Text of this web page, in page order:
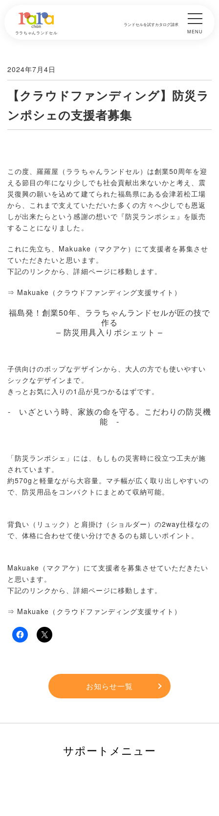
ララちゃんランドセル
ランドセルを試すカタログ請求
MENU
2024年7月4日
【クラウドファンディング】防災ラ
ンポシェの支援者募集
この度、羅羅屋（ララちゃんランドセル）は創業50周年を迎
える節目の年になり少しでも社会貢献出来ないかと考え、震
災復興の願いを込めて建てられた福島県にある会津若松工場
から、これまで支えていただいた多くの方々へ少しでも恩返
しが出来たらという感謝の想いで『防災ランポシェ』を販売
することになりました。
これに先立ち、Makuake（マクアケ）にて支援者を募集させ
ていただきたいと思います。
下記のリンクから、詳細ページに移動します。
⇒ Makuake（クラウドファンディング支援サイト）
福島発！創業50年、ララちゃんランドセルが匠の技で
作る
– 防災用具入りポシェット –
子供向けのポップなデザインから、大人の方でも使いやすい
シックなデザインまで。
きっとお気に入りの1品が見つかるはずです。
- いざという時、家族の命を守る。こだわりの防災機
能 -
「防災ランポシェ」には、もしもの災害時に役立つ工夫が施
されています。
約570gと軽量ながら大容量。マチ幅が広く取り出しやすいの
で、防災用品をコンパクトにまとめて収納可能。
背負い（リュック）と肩掛け（ショルダー）の2way仕様なの
で、体格に合わせて使い分けできるのも嬉しいポイント。
Makuake（マクアケ）にて支援者を募集させていただきたい
と思います。
下記のリンクから、詳細ページに移動します。
⇒ Makuake（クラウドファンディング支援サイト）
お知らせ一覧
サポートメニュー